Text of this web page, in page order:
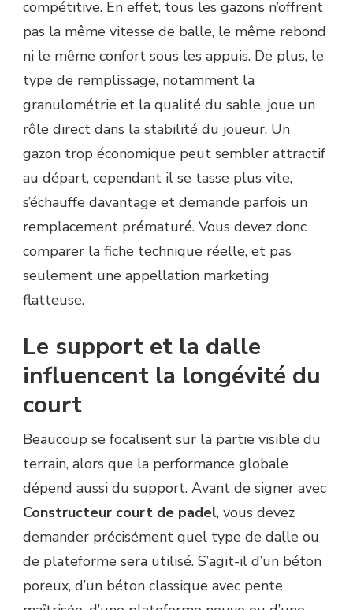
compétitive. En effet, tous les gazons n’offrent
pas la même vitesse de balle, le même rebond
ni le même confort sous les appuis. De plus, le
type de remplissage, notamment la
granulométrie et la qualité du sable, joue un
rôle direct dans la stabilité du joueur. Un
gazon trop économique peut sembler attractif
au départ, cependant il se tasse plus vite,
s’échauffe davantage et demande parfois un
remplacement prématuré. Vous devez donc
comparer la fiche technique réelle, et pas
seulement une appellation marketing
flatteuse.
Le support et la dalle
influencent la longévité du
court
Beaucoup se focalisent sur la partie visible du
terrain, alors que la performance globale
dépend aussi du support. Avant de signer avec
Constructeur court de padel, vous devez
demander précisément quel type de dalle ou
de plateforme sera utilisé. S’agit-il d’un béton
poreux, d’un béton classique avec pente